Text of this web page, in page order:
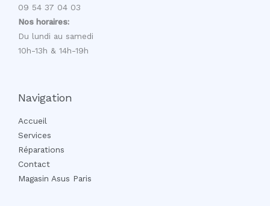
09 54 37 04 03
Nos horaires:
Du lundi au samedi
10h-13h & 14h-19h
Navigation
Accueil
Services
Réparations
Contact
Magasin Asus Paris